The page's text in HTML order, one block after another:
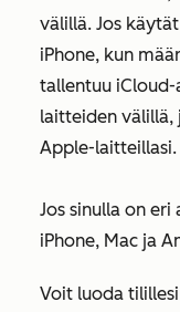
välillä. Jos
iPhone, kun
tallentuu
laitteiden
Apple-laitteillasi.
Jos sinulla on eri
iPhone, Mac ja
Voit luoda